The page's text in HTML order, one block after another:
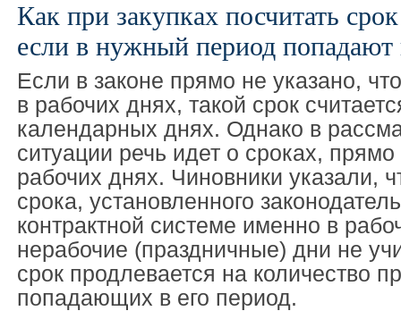
Как при закупках посчитать
если в нужный период попадают
Если в законе прямо не указано,
в рабочих днях, такой срок
календарных днях. Однако в
ситуации речь идет о сроках,
рабочих днях. Чиновники указали,
срока, установленного
контрактной системе именно в
нерабочие (праздничные) дни не
срок продлевается на количество
попадающих в его период.